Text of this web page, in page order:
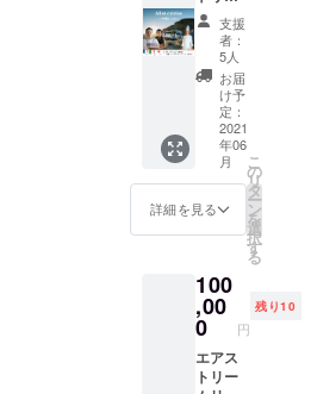
委託契約終
了
2019年…株
式会社EDGE
業務委託契
約
NIPPONIA
小菅 源流の
村 開業
レストラン
料理監修
山梨県小菅
社 源 道
けま
す。 ※
コース
の詳細
などは
メール
にてお
伝えさ
せてい
ただき
ます。
別途必
要で
す。 ※
日程は
メール
にて打
ムリ
ゾート1
日体験
& 出張
シェフ
ディ
ナー
コース
の食事
ができ
る権利
です。
コース
ンチ、
和食、
鉄板焼
きから
お選び
いただ
支援
者：
5人
お届
け予
定：
2021
年06
月
詳細を見る
こ
の
リ
タ
ー
ン
を
選
択
す
る
100
,00
0 円
残り10
エアス
トリー